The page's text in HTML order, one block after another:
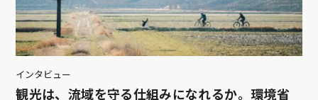
インタビュー
観光は、流域を守る仕組みになれるか。環境省